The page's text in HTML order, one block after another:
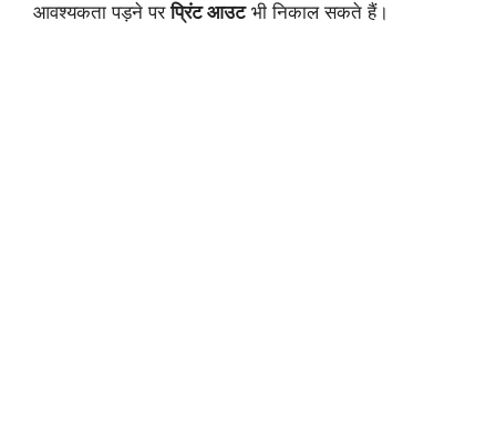
आवश्यकता पड़ने परप्रिंट आउटभी निकाल सकते हैं।